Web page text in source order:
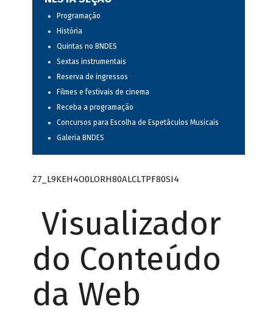
Programação
História
Quintas no BNDES
Sextas instrumentais
Reserva de ingressos
Filmes e festivais de cinema
Receba a programação
Concursos para Escolha de Espetáculos Musicais
Galeria BNDES
Z7_L9KEH4O0LORH80ALCLTPF80SI4
Visualizador
do Conteúdo
da Web